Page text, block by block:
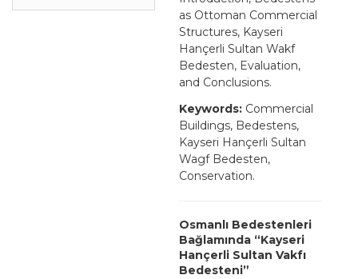
as Ottoman Commercial
Structures, Kayseri
Hançerli Sultan Wakf
Bedesten, Evaluation,
and Conclusions.
Keywords: Commercial
Buildings, Bedestens,
Kayseri Hançerli Sultan
Wagf Bedesten,
Conservation.
Osmanlı Bedestenleri
Bağlamında “Kayseri
Hançerli Sultan Vakfı
Bedesteni”